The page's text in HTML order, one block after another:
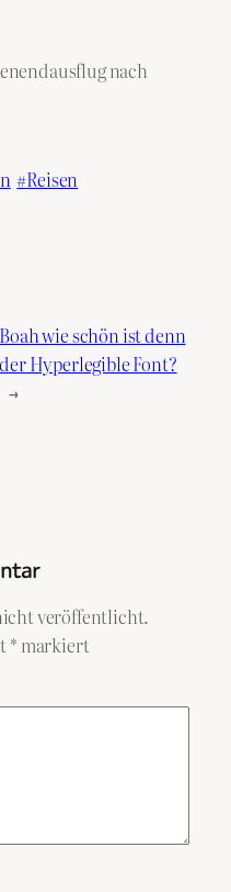
nach
Reisen
Boah wie schön ist denn
der Hyperlegible Font?
→
veröffentlicht.
* markiert